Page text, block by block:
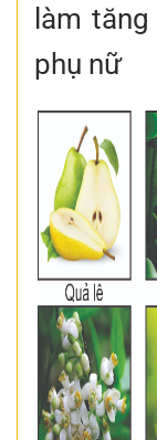
làm
phụ nữ